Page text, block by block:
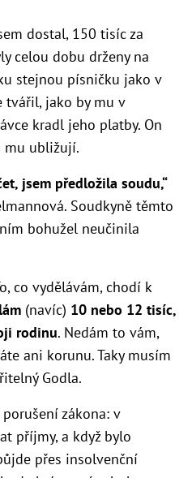
dostal, 150 tisíc za
celou dobu drženy na
stejnou písničku jako v
tvářil, jako by mu v
kradl jeho platby. On
mu ubližují.
jsem předložila soudu,“
Soudkyně těmto
bohužel neučinila
co vydělávám, chodí k
(navíc) 10 nebo 12 tisíc,
rodinu. Nedám to vám,
ani korunu. Taky musím
Godla.
zákona: v
příjmy, a když bylo
přes insolvenční